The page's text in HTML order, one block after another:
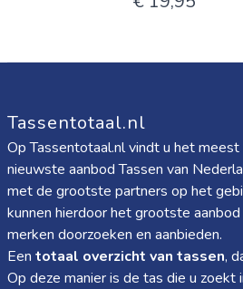
Tassentotaal.nl
Op Tassentotaal.nl vindt u het
nieuwste aanbod Tassen van
met de grootste partners op het
kunnen hierdoor het grootste
merken doorzoeken en aanbieden.
Een totaal overzicht van tassen,
Op deze manier is de tas die u